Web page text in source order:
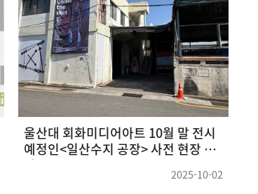
[융합캡스톤2] 미디어아트회화 슬도
아트 현장학습
2025-10-02